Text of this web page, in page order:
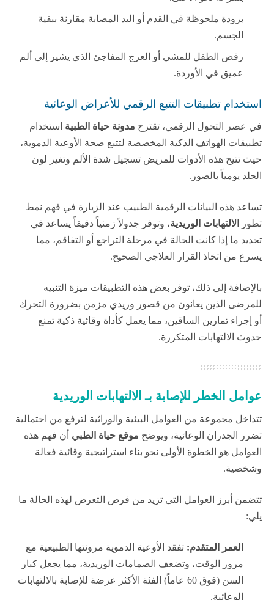
برودة ملحوظة في القدم أو اليد المصابة مقارنة ببقية
الجسم.
رفض الطفل للمشي أو العرج المفاجئ الذي يشير إلى ألم
عميق في الأوردة.
استخدام تطبيقات التتبع الرقمي للأعراض الوعائية
في عصر التحول الرقمي، تقترح مدونة حياة الطبية استخدام
تطبيقات الهواتف الذكية المخصصة لتتبع صحة الأوعية الدموية،
حيث تتيح هذه الأدوات للمريض تسجيل شدة الألم وتغير لون
الجلد يومياً بالصور.
تساعد هذه البيانات الرقمية الطبيب عند الزيارة في فهم نمط
تطور
الالتهابات الوريدية، وتوفر جدولاً زمنياً دقيقاً يساعد في
تحديد ما إذا كانت الحالة في مرحلة التراجع أو التفاقم، مما
يسرع من اتخاذ القرار العلاجي الصحيح.
بالإضافة إلى ذلك، توفر بعض هذه التطبيقات ميزة التنبيه
للمرضى الذين يعانون من قصور وريدي مزمن بضرورة التحرك
أو إجراء تمارين الساقين، مما يعمل كأداة وقائية ذكية تمنع
حدوث الالتهابات المتكررة.
عوامل الخطر للإصابة بـ الالتهابات الوريدية
تتداخل مجموعة من العوامل البيئية والوراثية لترفع من احتمالية
تضرر الجدران الوعائية، ويوضح موقع حياة الطبي أن فهم هذه
العوامل هو الخطوة الأولى نحو بناء استراتيجية وقائية فعالة
وشخصية.
تتضمن أبرز العوامل التي تزيد من فرص التعرض لهذه الحالة ما
يلي:
العمر المتقدم: تفقد الأوعية الدموية مرونتها الطبيعية مع
مرور الوقت، وتضعف الصمامات الوريدية، مما يجعل كبار
السن (فوق 60 عاماً) الفئة الأكثر عرضة للإصابة بالالتهابات
الوعائية.